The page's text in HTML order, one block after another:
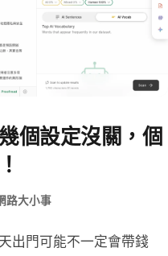
個設定沒關，個
路大小事
出門可能不一定會帶錢